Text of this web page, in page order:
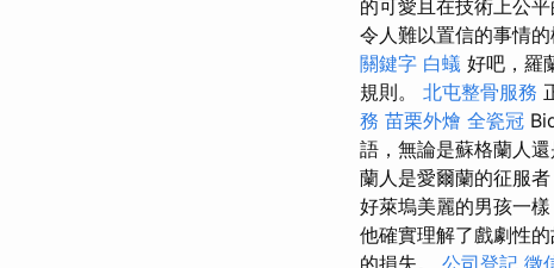
的可愛且在技術上公
令人難以置信的事情
關鍵字 白蟻 好吧，羅
規則。 北屯整骨服務
務 苗栗外燴 全瓷冠
語，無論是蘇格蘭人
蘭人是愛爾蘭的征服
好萊塢美麗的男孩一
他確實理解了戲劇性的
的損失。 公司登記 徵